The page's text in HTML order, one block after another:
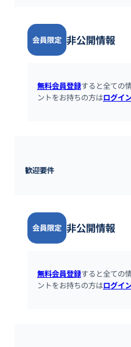
会員限定 非公開情報
無料会員登録すると全ての
ントをお持ちの方はログイ
歓迎要件
会員限定 非公開情報
無料会員登録すると全ての
ントをお持ちの方はログイ